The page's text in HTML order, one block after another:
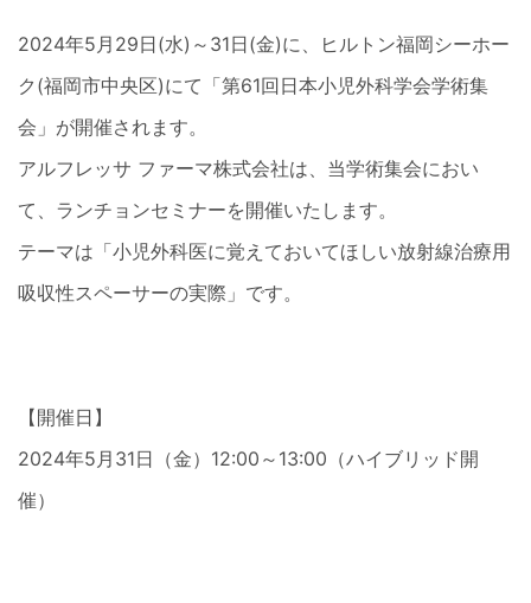
2024年5月29日(水)～31日(金)に、ヒルトン福岡シーホー
ク(福岡市中央区)にて「第61回日本小児外科学会学術集
会」が開催されます。
アルフレッサ ファーマ株式会社は、当学術集会におい
て、ランチョンセミナーを開催いたします。
テーマは「小児外科医に覚えておいてほしい放射線治療用
吸収性スペーサーの実際」です。
【開催日】
2024年5月31日（金）12:00～13:00（ハイブリッド開
催）